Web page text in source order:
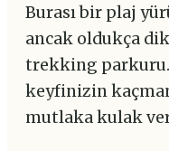
Burası bir plaj
ancak oldukça
trekking parkuru.
keyfinizin
mutlaka kulak